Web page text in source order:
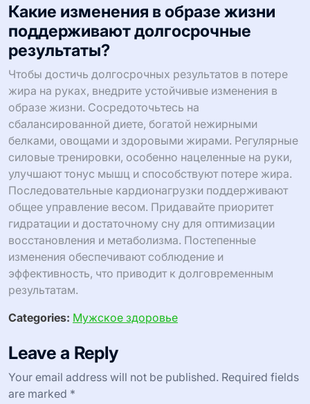
Какие изменения в образе жизни
поддерживают долгосрочные
результаты?
Чтобы достичь долгосрочных результатов в потере
жира на руках, внедрите устойчивые изменения в
образе жизни. Сосредоточьтесь на
сбалансированной диете, богатой нежирными
белками, овощами и здоровыми жирами. Регулярные
силовые тренировки, особенно нацеленные на руки,
улучшают тонус мышц и способствуют потере жира.
Последовательные кардионагрузки поддерживают
общее управление весом. Придавайте приоритет
гидратации и достаточному сну для оптимизации
восстановления и метаболизма. Постепенные
изменения обеспечивают соблюдение и
эффективность, что приводит к долговременным
результатам.
Categories: Мужское здоровье
Leave a Reply
Your email address will not be published. Required fields
are marked *